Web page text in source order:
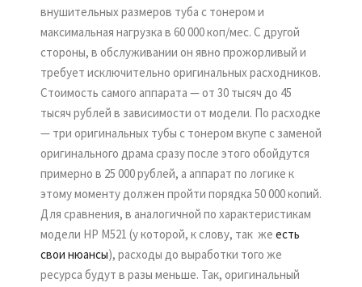
внушительных размеров туба с тонером и
максимальная нагрузка в 60 000 коп/мес. С другой
стороны, в обслуживании он явно прожорливый и
требует исключительно оригинальных расходников.
Стоимость самого аппарата — от 30 тысяч до 45
тысяч рублей в зависимости от модели. По расходке
— три оригинальных тубы с тонером вкупе с заменой
оригинального драма сразу после этого обойдутся
примерно в 25 000 рублей, а аппарат по логике к
этому моменту должен пройти порядка 50 000 копий.
Для сравнения, в аналогичной по характеристикам
модели HP M521 (у которой, к слову, так же есть
свои нюансы), расходы до выработки того же
ресурса будут в разы меньше. Так, оригинальный